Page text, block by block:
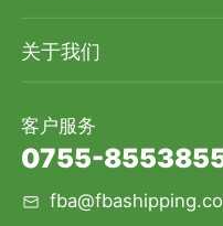
关于我们
客户服务
0755-